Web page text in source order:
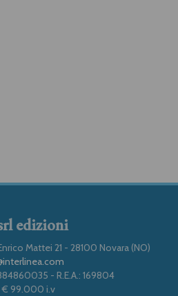
edizioni
Mattei 21 - 28100 Novara (NO)
- R.E.A.: 169804
€ 99.000 i.v